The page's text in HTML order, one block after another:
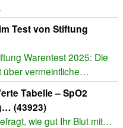
Test von Stiftung
Warentest 2025: Die
über vermeintliche…
Tabelle – SpO2
(43923)
wie gut Ihr Blut mit…